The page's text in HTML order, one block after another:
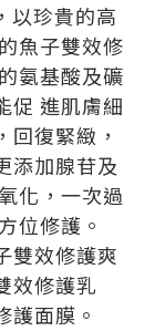
以珍貴的高
魚子雙效修
氨基酸及礦
促 進肌膚細
復緊緻，
添加腺苷及
化，一次過
位修護。
雙效修護爽
效修護乳
護面膜。